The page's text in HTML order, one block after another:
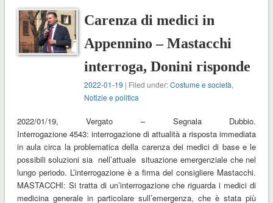
Carenza di medici in
Appennino – Mastacchi
interroga, Donini risponde
2022-01-19 | Filed under:Costume e società,
Notizie e politica
2022/01/19, Vergato – Segnala Dubbio.
Interrogazione 4543: interrogazione di attualità a risposta immediata
in aula circa la problematica della carenza dei medici di base e le
possibili soluzioni sia nell’attuale situazione emergenziale che nel
lungo periodo. L’interrogazione è a firma del consigliere Mastacchi.
MASTACCHI: Si tratta di un’interrogazione che riguarda i medici di
medicina generale in particolare sull’emergenza, che è stata più